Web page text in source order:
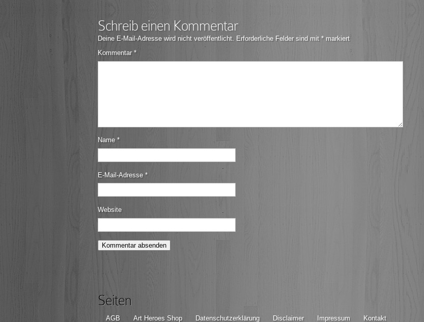
Schreib einen Kommentar
Deine E-Mail-Adresse wird nicht veröffentlicht. Erforderliche Felder sind mit * markiert
Kommentar *
Name *
E-Mail-Adresse *
Website
Seiten
AGB Art Heroes Shop Datenschutzerklärung Disclaimer Impressum Kontakt